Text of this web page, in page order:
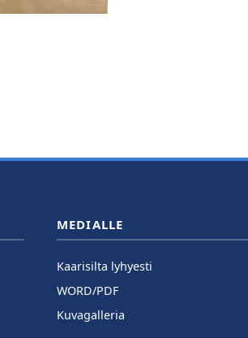
MEDIALLE
Kaarisilta lyhyesti
WORD/PDF
Kuvagalleria